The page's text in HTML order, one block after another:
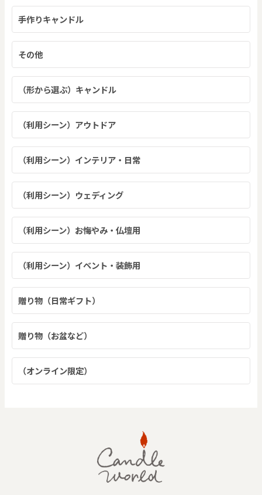
手作りキャンドル
その他
（形から選ぶ）キャンドル
（利用シーン）アウトドア
（利用シーン）インテリア・日常
（利用シーン）ウェディング
（利用シーン）お悔やみ・仏壇用
（利用シーン）イベント・装飾用
贈り物（日常ギフト）
贈り物（お盆など）
（オンライン限定）